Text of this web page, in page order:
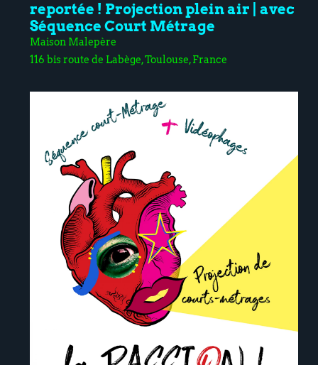
reportée ! Projection plein air | avec
Séquence Court Métrage
Maison Malepère
116 bis route de Labège, Toulouse, France